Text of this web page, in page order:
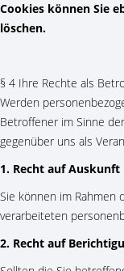
Cookies können Sie
löschen.
§ 4 Ihre Rechte als
Werden
Betroffener im Sinne
gegenüber uns als
1. Recht auf Auskunft
Sie können im Rahmen
verarbeiteten
2. Recht auf